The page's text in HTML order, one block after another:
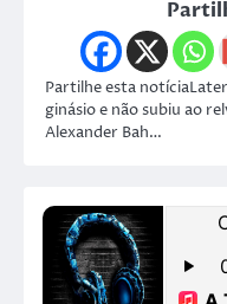
Partilhe esta
ginásio e não subiu ao
Alexander Bah…